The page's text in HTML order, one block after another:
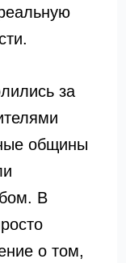
за
общины
В
о том,